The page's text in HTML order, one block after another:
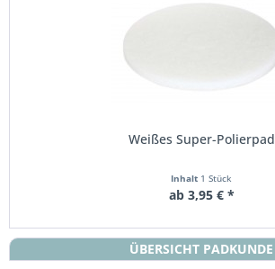
Weißes Super-Polierpad
Inhalt 1 Stück
ab 3,95 € *
ÜBERSICHT PADKUNDE